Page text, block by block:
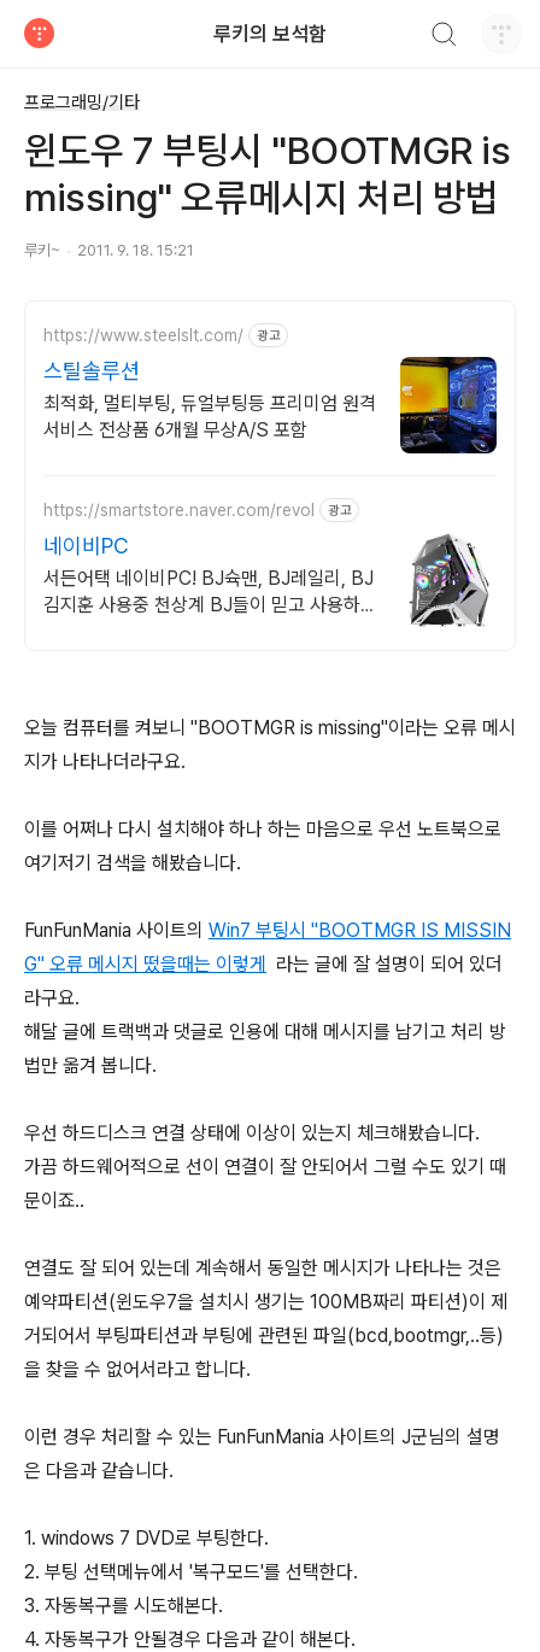
루키의 보석함
프로그래밍/기타
윈도우 7 부팅시 "BOOTMGR is
missing" 오류메시지 처리 방법
루키~ 2011. 9. 18. 15:21
https://www.steelslt.com/ 광고
스틸솔루션
최적화, 멀티부팅, 듀얼부팅등 프리미엄 원격
서비스 전상품 6개월 무상A/S 포함
https://smartstore.naver.com/revol 광고
네이비PC
서든어택 네이비PC! BJ슉맨, BJ레일리, BJ
김지훈 사용중 천상계 BJ들이 믿고 사용하
오늘 컴퓨터를 켜보니 "BOOTMGR is missing"이라는 오류 메시
지가 나타나더라구요.
이를 어쩌나 다시 설치해야 하나 하는 마음으로 우선 노트북으로
여기저기 검색을 해봤습니다.
FunFunMania 사이트의 Win7 부팅시 "BOOTMGR IS MISSIN
G" 오류 메시지 떴을때는 이렇게 라는 글에 잘 설명이 되어 있더
라구요.
해달 글에 트랙백과 댓글로 인용에 대해 메시지를 남기고 처리 방
법만 옮겨 봅니다.
우선 하드디스크 연결 상태에 이상이 있는지 체크해봤습니다.
가끔 하드웨어적으로 선이 연결이 잘 안되어서 그럴 수도 있기 때
문이죠..
연결도 잘 되어 있는데 계속해서 동일한 메시지가 나타나는 것은
예약파티션(윈도우7을 설치시 생기는 100MB짜리 파티션)이 제
거되어서 부팅파티션과 부팅에 관련된 파일(bcd,bootmgr,..등)
을 찾을 수 없어서라고 합니다.
이런 경우 처리할 수 있는 FunFunMania 사이트의 J군님의 설명
은 다음과 같습니다.
1. windows 7 DVD로 부팅한다.
2. 부팅 선택메뉴에서 '복구모드'를 선택한다.
3. 자동복구를 시도해본다.
4. 자동복구가 안될경우 다음과 같이 해본다.